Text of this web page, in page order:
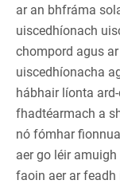
ar an bhfráma
uiscedhíonach
chompord agus
uiscedhíonacha
hábhair líonta
fhadtéarmach a
nó fómhar
aer go léir
faoin aer ar